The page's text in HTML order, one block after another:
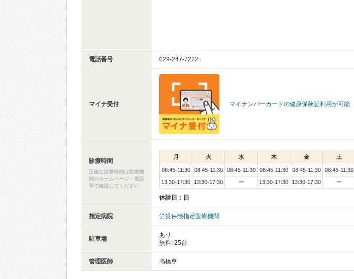
電話番号 029-247-7222
マイナ受付 マイナンバーカードの健康保険証利用が可能
診療時間
正確な診療時間は医療機
関のホームページ・電話
等で確認してください
月 火 水 木 金 土
08:45-11:30 08:45-11:30 08:45-11:30 08:45-11:30 08:45-11:30 08:45-11:30
13:30-17:30
13:30-17:30 ー 13:30-17:30 13:30-17:30 ー
休診日：日
指定病院 労災保険指定医療機関
駐車場
あり
無料: 25台
管理医師 高橋亨